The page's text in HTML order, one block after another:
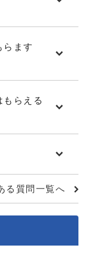
らます
らえる
る質問一覧へ